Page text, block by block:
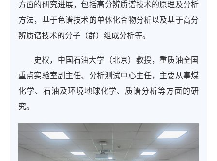
方面的研究进展，包括高分辨质谱技术的原理及分析
方法，基于色谱技术的单体化合物分析以及基于高分
辨质谱技术的分子（群）组成分析等。
史权，中国石油大学（北京）教授，重质油全国
重点实验室副主任、分析测试中心主任，主要从事煤
化学、石油及环境地球化学、质谱分析等方面的研
究。